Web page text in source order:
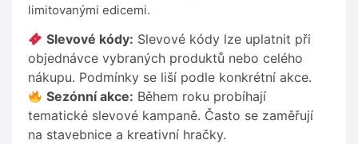
limitovanými edicemi.
Slevové kódy: Slevové kódy lze uplatnit při
objednávce vybraných produktů nebo celého
nákupu. Podmínky se liší podle konkrétní akce.
Sezónní akce: Během roku probíhají
tematické slevové kampaně. Často se zaměřují
na stavebnice a kreativní hračky.